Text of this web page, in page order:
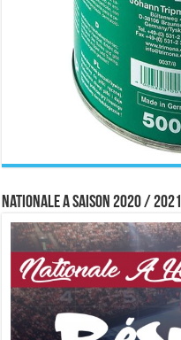
Nationale A saison 2020 / 2021